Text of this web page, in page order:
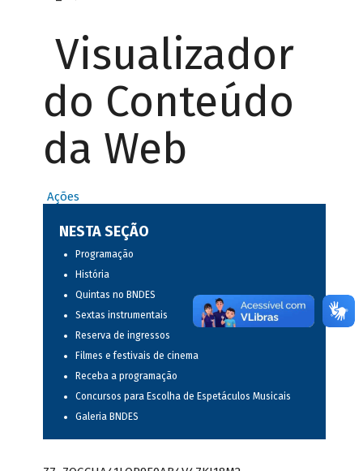
Visualizador
do Conteúdo
da Web
Ações
NESTA SEÇÃO
Programação
História
Quintas no BNDES
Sextas instrumentais
Reserva de ingressos
Filmes e festivais de cinema
Receba a programação
Concursos para Escolha de Espetáculos Musicais
Galeria BNDES